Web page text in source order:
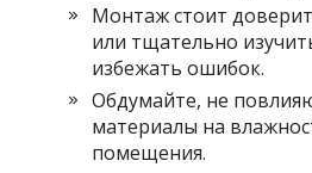
Монтаж стоит
или тщательно
избежать ошибок.
Обдумайте, не
материалы на
помещения.